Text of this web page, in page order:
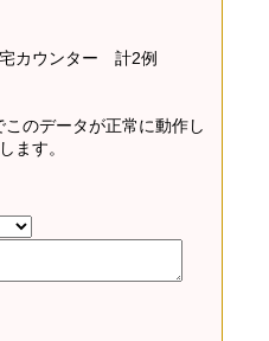
カウンター 計2例
のデータが正常に動作し
ます。